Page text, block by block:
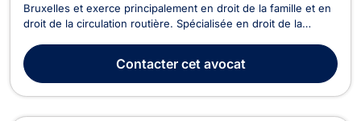
Bruxelles et exerce principalement en droit de la famille et en
droit de la circulation routière. Spécialisée en droit de la
affaires relatives au divorce, à la séparation ainsi que leurs
conséquences et aspects patrimo...
Contactercet avocat